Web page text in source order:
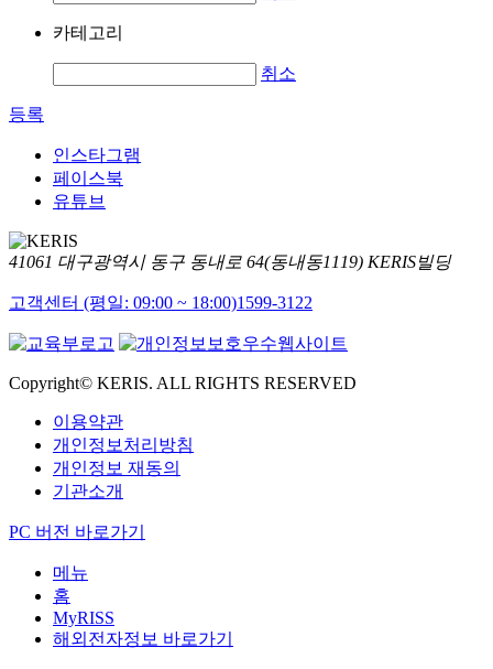
카테고리
취소
등록
인스타그램
페이스북
유튜브
41061 대구광역시 동구 동내로 64(동내동1119) KERIS빌딩
고객센터 (평일: 09:00 ~ 18:00)1599-3122
Copyright© KERIS. ALL RIGHTS RESERVED
이용약관
개인정보처리방침
개인정보 재동의
기관소개
PC 버전 바로가기
메뉴
홈
MyRISS
해외전자정보 바로가기